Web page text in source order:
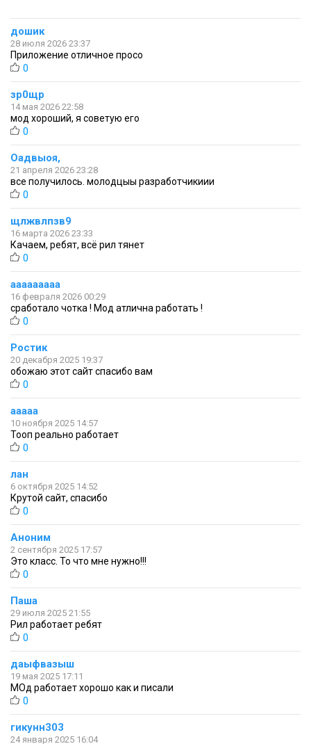
дошик
28 июля 2026 23:37
Приложение отличное просо
0
зр0щр
14 мая 2026 22:58
мод хороший, я советую его
0
Оадвыоя,
21 апреля 2026 23:28
все получилось. молодцыы разработчикиии
0
щлжвлпзв9
16 марта 2026 23:33
Качаем, ребят, всё рил тянет
0
ааааааааа
16 февраля 2026 00:29
сработало чотка ! Мод атлична работать !
0
Ростик
20 декабря 2025 19:37
обожаю этот сайт спасибо вам
0
ааааа
10 ноября 2025 14:57
Тооп реально работает
0
лан
6 октября 2025 14:52
Крутой сайт, спасибо
0
Аноним
2 сентября 2025 17:57
Это класс. То что мне нужно!!!
0
Паша
29 июля 2025 21:55
Рил работает ребят
0
даыфвазыш
19 мая 2025 17:11
МОд работает хорошо как и писали
0
гикунн303
24 января 2025 16:04